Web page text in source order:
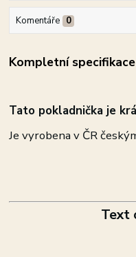
Komentáře 0
Kompletní specifikace
Tato pokladnička je
Je vyrobena v ČR
Text